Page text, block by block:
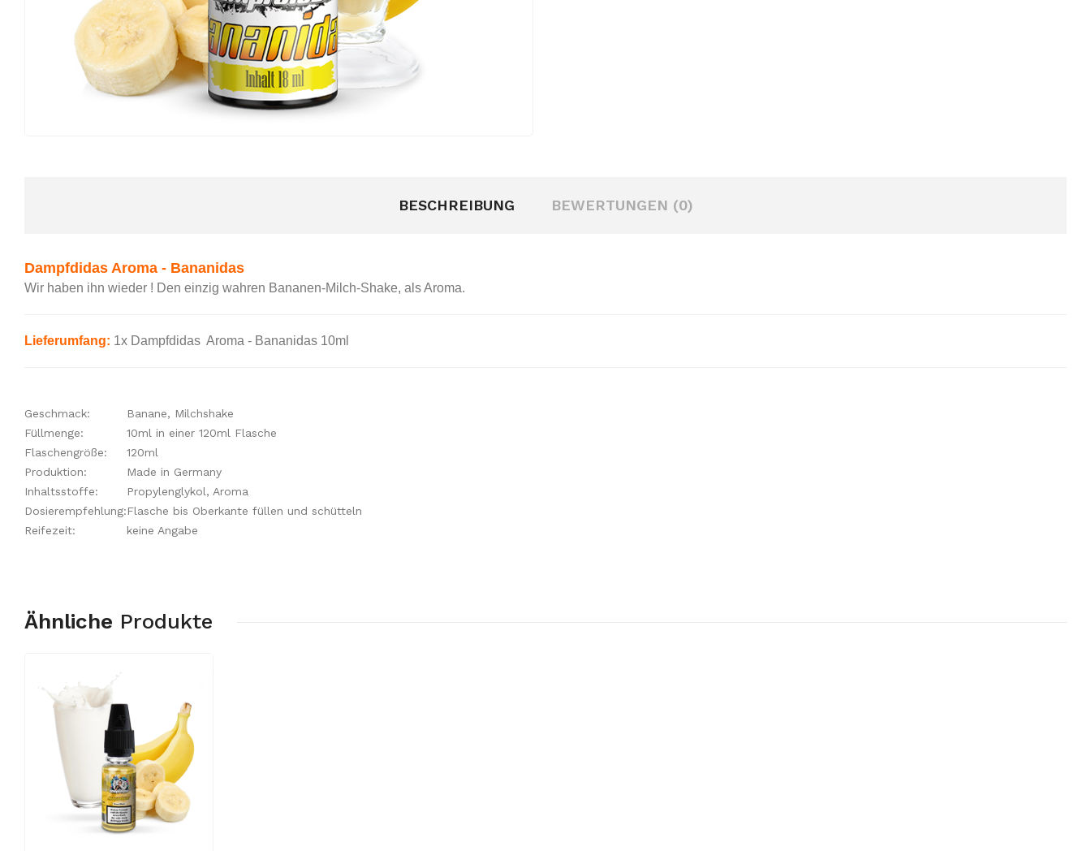
BESCHREIBUNG BEWERTUNGEN (0)
Dampfdidas Aroma - Bananidas
Wir haben ihn wieder ! Den einzig wahren Bananen-Milch-Shake, als Aroma.
Lieferumfang: 1x Dampfdidas Aroma - Bananidas 10ml
Geschmack:
Banane, Milchshake
Füllmenge:
10ml in einer 120ml Flasche
Flaschengröße:
120ml
Produktion:
Made in Germany
Inhaltsstoffe:
Propylenglykol, Aroma
Dosierempfehlung:Flasche bis Oberkante füllen und schütteln
Reifezeit:
keine Angabe
Ähnliche Produkte